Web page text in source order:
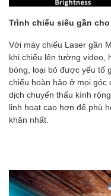
Trình chiếu siêu gần
Với máy chiếu Laser gần
khi chiếu lên tường video,
bóng, loại bỏ được yếu tố
chiếu hoàn hảo ở mọi góc
dịch chuyển thấu kính
linh hoạt cao hơn để phù
khăn nhất.